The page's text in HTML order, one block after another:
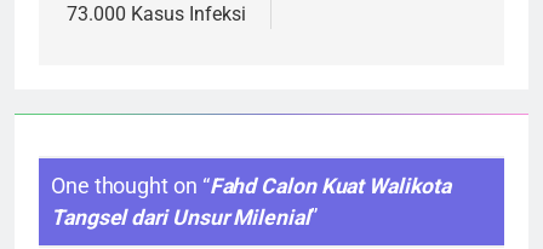
73.000 Kasus Infeksi
One thought on “Fahd Calon Kuat Walikota
Tangsel dari Unsur Milenial”